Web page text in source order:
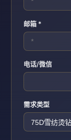
邮箱 *
电话/微信
需求类型